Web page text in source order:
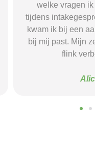
Wonen.nl
leidde me naar
zorgaanbieder.
stress bespaard
goede start